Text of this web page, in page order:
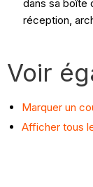
dans sa boîte
réception,
Voir
Marquer un
Afficher tous